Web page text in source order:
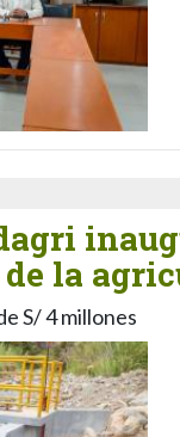
la
S/ 4 millones